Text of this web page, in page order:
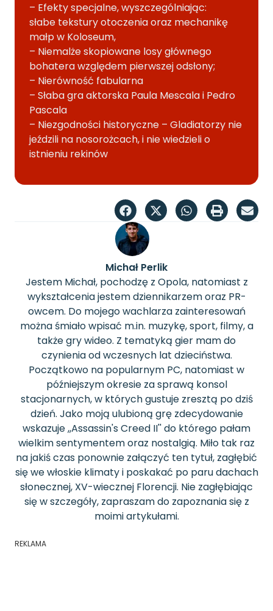
– Efekty specjalne, wyszczególniając:
słabe tekstury otoczenia oraz mechanikę
małp w Koloseum,
– Niemalże skopiowane losy głównego
bohatera względem pierwszej odsłony;
– Nierówność fabularna
– Słaba gra aktorska Paula Mescala i Pedro
Pascala
– Niezgodności historyczne – Gladiatorzy nie
jeździli na nosorożcach, i nie wiedzieli o
istnieniu rekinów
Michał Perlik
Jestem Michał, pochodzę z Opola, natomiast z
wykształcenia jestem dziennikarzem oraz PR-
owcem. Do mojego wachlarza zainteresowań
można śmiało wpisać m.in. muzykę, sport, filmy, a
także gry wideo. Z tematyką gier mam do
czynienia od wczesnych lat dzieciństwa.
Początkowo na popularnym PC, natomiast w
późniejszym okresie za sprawą konsol
stacjonarnych, w których gustuje zresztą po dziś
dzień. Jako moją ulubioną grę zdecydowanie
wskazuje ,,Assassin's Creed II'' do którego pałam
wielkim sentymentem oraz nostalgią. Miło tak raz
na jakiś czas ponownie załączyć ten tytuł, zagłębić
się we włoskie klimaty i poskakać po paru dachach
słonecznej, XV-wiecznej Florencji. Nie zagłębiając
się w szczegóły, zapraszam do zapoznania się z
moimi artykułami.
REKLAMA